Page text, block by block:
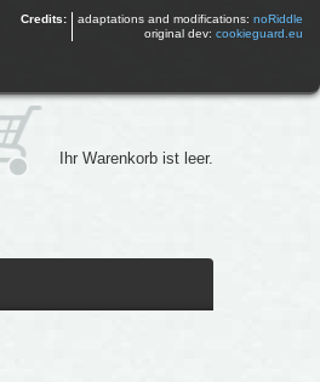
Credits: adaptations and modifications: noRiddle
original dev: cookieguard.eu
Ihr Warenkorb ist leer.